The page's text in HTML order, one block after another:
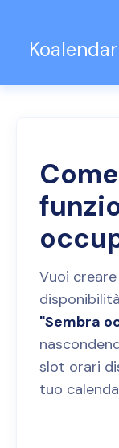
Vuoi
"Sembra
slot orari
tuo